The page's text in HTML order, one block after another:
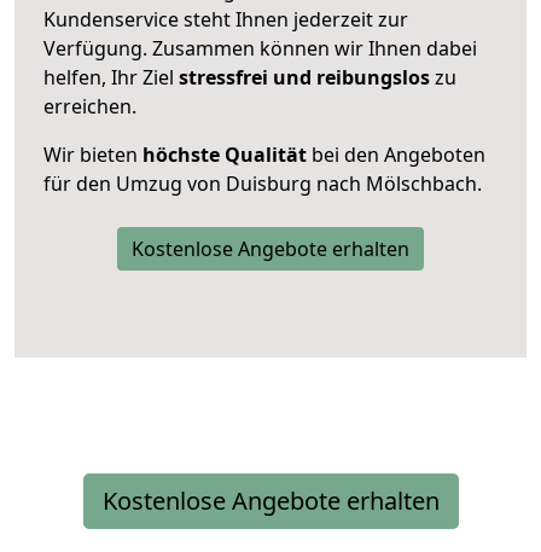
Kundenservice steht Ihnen jederzeit zur
Verfügung. Zusammen können wir Ihnen dabei
helfen, Ihr Ziel stressfrei und reibungsloszu
erreichen.
Wir bieten höchste Qualität bei den Angeboten
für den Umzug von Duisburg nach Mölschbach.
Kostenlose Angebote erhalten
Kostenlose Angebote erhalten